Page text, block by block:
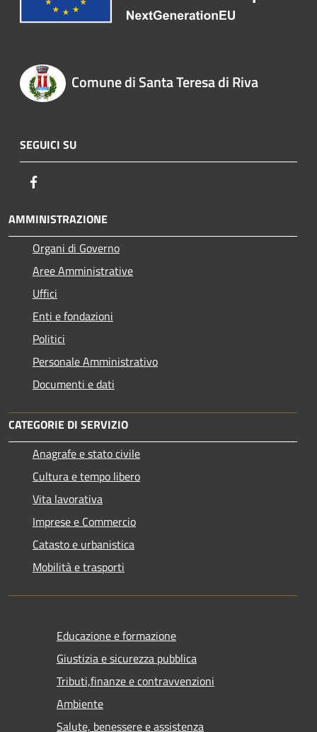
Comune di Santa Teresa di Riva
SEGUICI SU
AMMINISTRAZIONE
Organi di Governo
Aree Amministrative
Uffici
Enti e fondazioni
Politici
Personale Amministrativo
Documenti e dati
CATEGORIE DI SERVIZIO
Anagrafe e stato civile
Cultura e tempo libero
Vita lavorativa
Imprese e Commercio
Catasto e urbanistica
Mobilità e trasporti
Educazione e formazione
Giustizia e sicurezza pubblica
Tributi,finanze e contravvenzioni
Ambiente
Salute, benessere e assistenza